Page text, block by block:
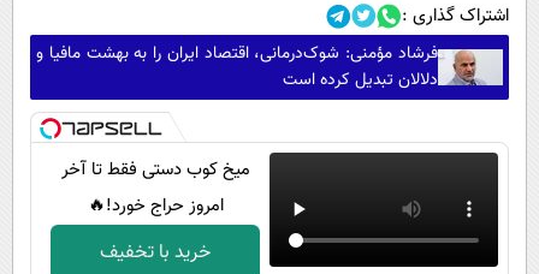
اشتراک گذاری :
فرشاد مؤمنی: شوک‌درمانی، اقتصاد ایران را به بهشت مافیا و
دلالان تبدیل کرده است
میخ کوب دستی فقط تا آخر
امروز حراج خورد!🔥
خرید با تخفیف